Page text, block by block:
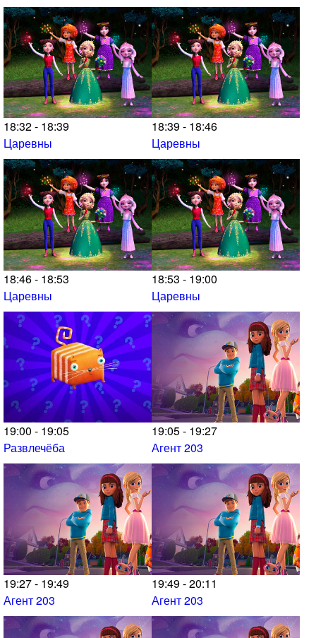
18:32 - 18:39
Царевны
18:39 - 18:46
Царевны
18:46 - 18:53
Царевны
18:53 - 19:00
Царевны
19:00 - 19:05
Развлечёба
19:05 - 19:27
Агент 203
19:27 - 19:49
Агент 203
19:49 - 20:11
Агент 203